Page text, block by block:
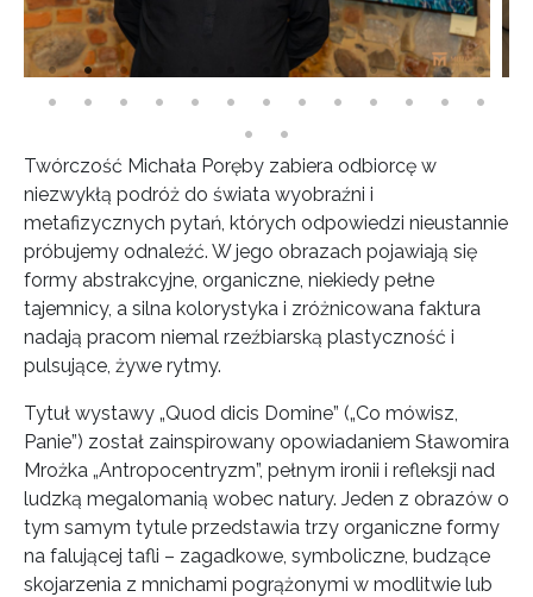
Twórczość Michała Poręby zabiera odbiorcę w
niezwykłą podróż do świata wyobraźni i
metafizycznych pytań, których odpowiedzi nieustannie
próbujemy odnaleźć. W jego obrazach pojawiają się
formy abstrakcyjne, organiczne, niekiedy pełne
tajemnicy, a silna kolorystyka i zróżnicowana faktura
nadają pracom niemal rzeźbiarską plastyczność i
pulsujące, żywe rytmy.
Tytuł wystawy „Quod dicis Domine” („Co mówisz,
Panie”) został zainspirowany opowiadaniem Sławomira
Mrożka „Antropocentryzm”, pełnym ironii i refleksji nad
ludzką megalomanią wobec natury. Jeden z obrazów o
tym samym tytule przedstawia trzy organiczne formy
na falującej tafli – zagadkowe, symboliczne, budzące
skojarzenia z mnichami pogrążonymi w modlitwie lub